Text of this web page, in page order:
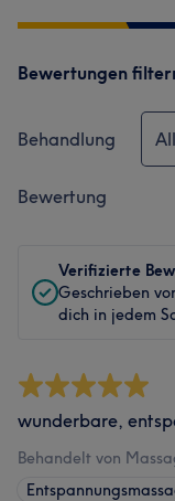
Bewertungen
Behandlung
Bewertung
Verifizierte
Geschrieben
dich in jedem
wunderbare,
Behandelt von